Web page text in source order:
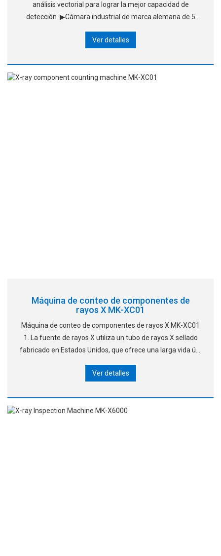
análisis vectorial para lograr la mejor capacidad de
detección. ▶Cámara industrial de marca alemana de 5
múltiples funciones de detección
Ver detalles
Máquina de conteo de componentes de
rayos X MK-XC01
Máquina de conteo de componentes de rayos X MK-XC01
1. La fuente de rayos X utiliza un tubo de rayos X sellado
fabricado en Estados Unidos, que ofrece una larga vida útil
plana de ultra alta definición de 17 pulgadas
Ver detalles